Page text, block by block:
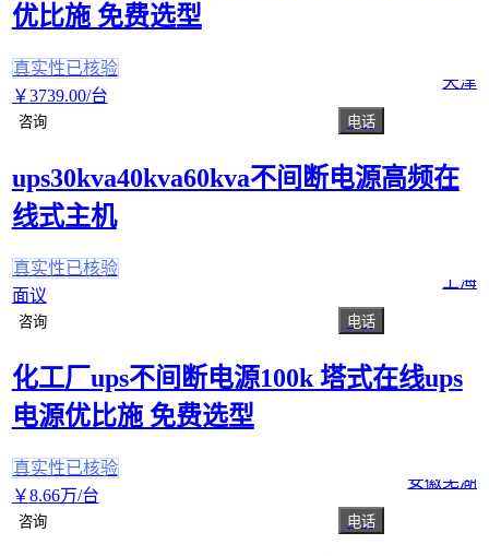
优比施 免费选型
真实性已核验
￥3739.00/台
天津
咨询 电话
ups30kva40kva60kva不间断电源高频在
线式主机
真实性已核验
面议
上海
咨询 电话
化工厂ups不间断电源100k 塔式在线ups
电源优比施 免费选型
真实性已核验
￥8.66万/台
安徽芜湖
咨询 电话